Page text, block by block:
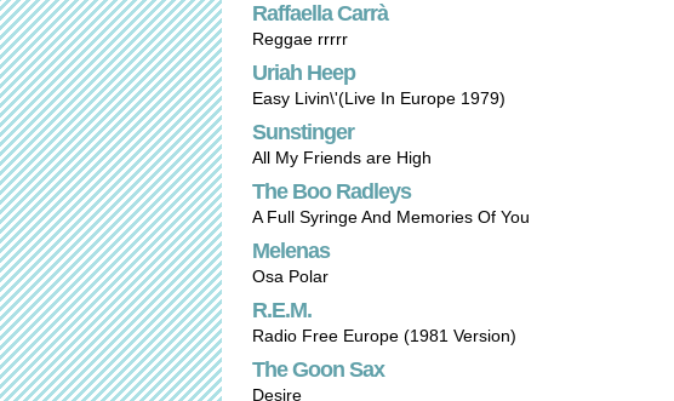
Raffaella Carrà
Reggae rrrrr
Uriah Heep
Easy Livin\'(Live In Europe 1979)
Sunstinger
All My Friends are High
The Boo Radleys
A Full Syringe And Memories Of You
Melenas
Osa Polar
R.E.M.
Radio Free Europe (1981 Version)
The Goon Sax
Desire